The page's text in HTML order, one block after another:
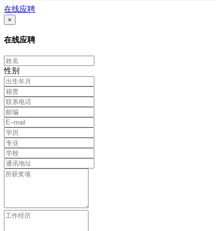
在线应聘
×
在线应聘
性别